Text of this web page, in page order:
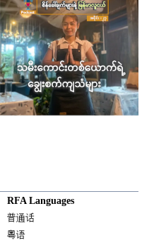
RFA Languages
普通话
粤语